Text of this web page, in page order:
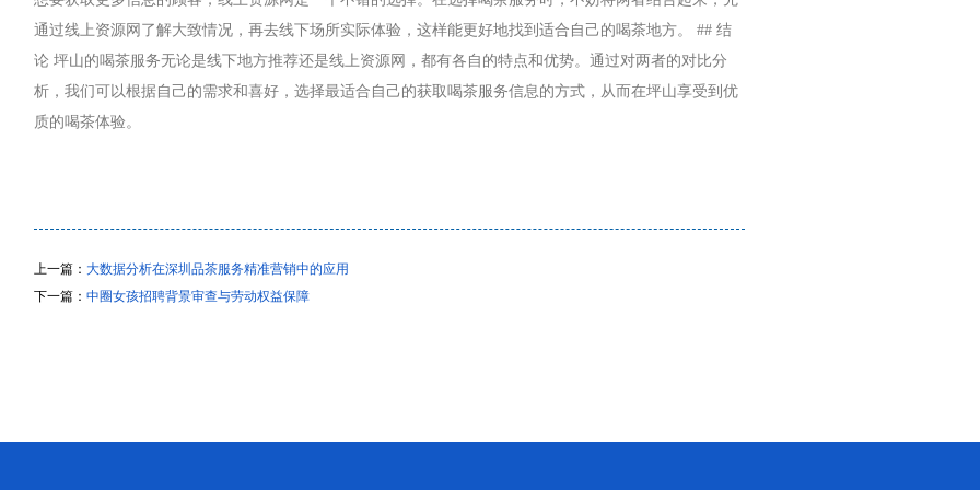
通过线上资源网了解大致情况，再去线下场所实际体验，这样能更好地找到适合自己的喝茶地方。 ## 结
论 坪山的喝茶服务无论是线下地方推荐还是线上资源网，都有各自的特点和优势。通过对两者的对比分
析，我们可以根据自己的需求和喜好，选择最适合自己的获取喝茶服务信息的方式，从而在坪山享受到优
质的喝茶体验。
上一篇： 大数据分析在深圳品茶服务精准营销中的应用
下一篇： 中圈女孩招聘背景审查与劳动权益保障